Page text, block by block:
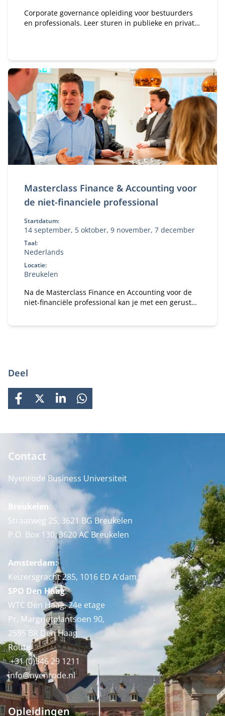
Corporate governance opleiding voor bestuurders
en professionals. Leer sturen in publieke en private
Masterclass Finance & Accounting voor
de niet-financiele professional
Startdatum:
14 september, 5 oktober, 9 november, 7 december
Taal:
Nederlands
Locatie:
Breukelen
Na de Masterclass Finance en Accounting voor de
niet-financiële professional kan je met een gerust
Deel
FACEBOOK
X LINKEDINWHATSAPP
Contact
Nyenrode Business Universiteit
Breukelen:
Straatweg 25, 3621 BG Breukelen
P.O. Box 130, 3620 AC Breukelen
Amsterdam:
Keizersgracht 285, 1016 ED A'dam
SPO Den Haag:
WTC Den Haag, 24e etage
Pr. Margrietplantsoen 90,
2595 BR Den Haag
Route
+31 (0)346 29 1211
info@nyenrode.nl
Opleidingen